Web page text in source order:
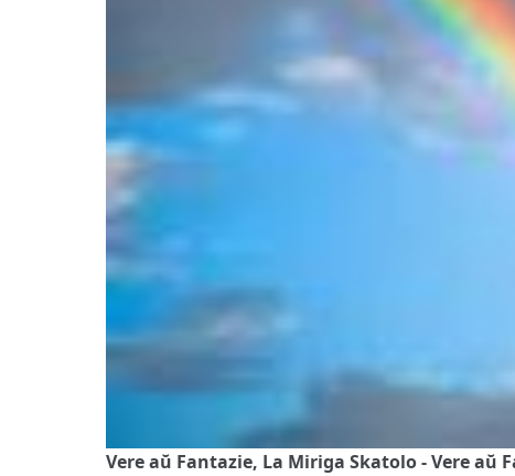
Vere aŭ Fantazie, La Miriga Skatolo - Vere aŭ